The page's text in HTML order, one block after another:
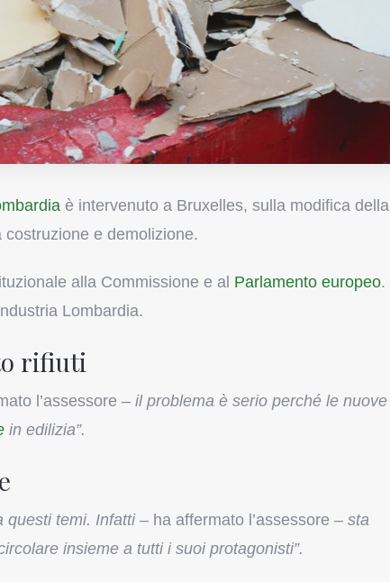
è intervenuto a Bruxelles, sulla modifica della
costruzione e demolizione.
alla Commissione e al Parlamento europeo.
Lombardia.
rifiuti
l’assessore – il problema è serio perché le nuove
in edilizia”.
questi temi. Infatti – ha affermato l’assessore – sta
insieme a tutti i suoi protagonisti”.